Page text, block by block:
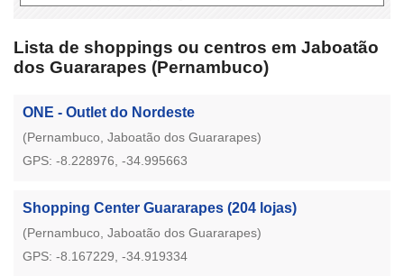
Lista de shoppings ou centros em Jaboatão
dos Guararapes (Pernambuco)
ONE - Outlet do Nordeste
(Pernambuco, Jaboatão dos Guararapes)
GPS: -8.228976, -34.995663
Shopping Center Guararapes (204 lojas)
(Pernambuco, Jaboatão dos Guararapes)
GPS: -8.167229, -34.919334